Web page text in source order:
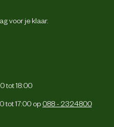
voor je klaar.
tot 18:00
tot 17:00 op 088 - 2324800